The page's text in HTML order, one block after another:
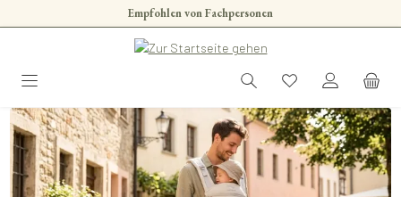
Zum Hauptinhalt springenEmpfohlen von Fachpersonen